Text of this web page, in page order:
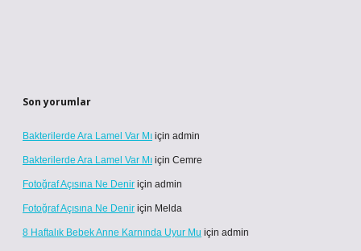
Son yorumlar
Bakterilerde Ara Lamel Var Mı için admin
Bakterilerde Ara Lamel Var Mı için Cemre
Fotoğraf Açısına Ne Denir için admin
Fotoğraf Açısına Ne Denir için Melda
8 Haftalık Bebek Anne Karnında Uyur Mu için admin